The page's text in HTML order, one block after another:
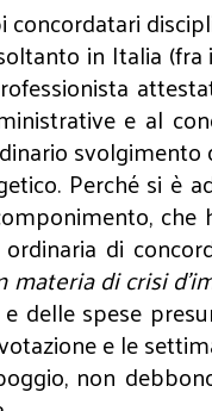
in Italia
e al
svolgimento
Perché si è
di
di crisi
delle spese
e le
non